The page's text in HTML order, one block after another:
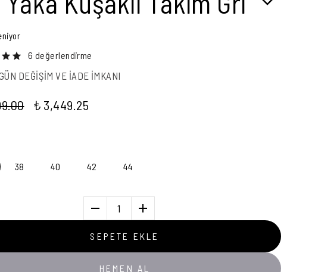
6 değerlendirme
DEĞİŞİM VE İADE İMKANI
₺ 3,449.25
38 40 42 44
1
SEPETE EKLE
HEMEN AL